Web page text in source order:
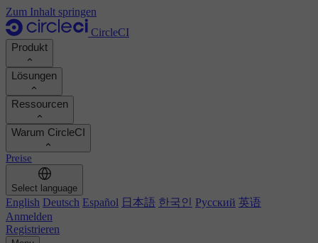
Zum Inhalt springen
CircleCI
Produkt
Produkt
Demo
Produkt-Roadmap
Dokumentation
Ausführungsumgebungen
Chunk
MCP-ServerNeu
Build-Images
Build-Optimierung
Lösungen
Entwickler
Platform-Engineers
Sicherheitsingenieure
Engineering-Manager
Führungskräfte
KI-Agenten
Ressourcen
Dokumentation
Support-Portal
Orbs-Registry
Image-Registry
Warum CircleCI
ROI berechnen
Entwicklerproduktivität steigern
Vergleichen Sie Ihr Team
Kundenerfolge ansehen
Preise
Select language
English Deutsch Español 日本語 한국인 Русский 英语
Anmelden
Registrieren